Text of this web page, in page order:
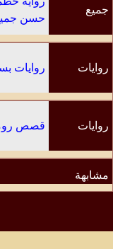
جميع
حسن
روايات روايات
روايات
مشابهة
قصص